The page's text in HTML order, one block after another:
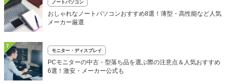
ノートパソコン
おしゃれなノートパソコンおすすめ8選！薄型・高性能など人気
メーカー厳選
7
モニター・ディスプレイ
PCモニターの中古・型落ち品を選ぶ際の注意点＆人気おすすめ
6選！激安・メーカー公式も